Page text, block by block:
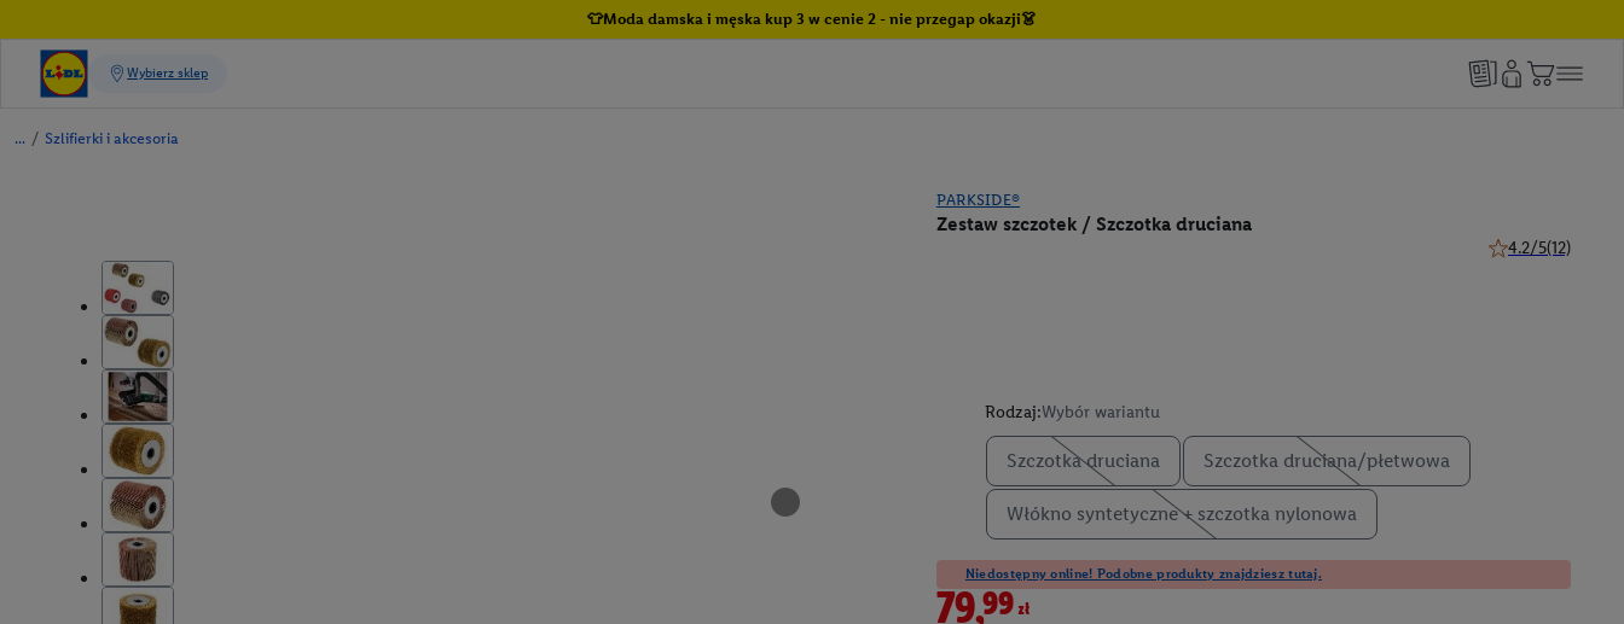
👕Moda damska i męska kup 3 w cenie 2 - nie przegap okazji👗
/ Szlifierki i akcesoria
PARKSIDE®
Zestaw szczotek / Szczotka druciana
4.2/5(12)
Rodzaj:Wybór wariantu
Szczotka druciana Szczotka druciana/płetwowa
Włókno syntetyczne + szczotka nylonowa
Niedostępny online! Podobne produkty znajdziesz tutaj.
79,99zł